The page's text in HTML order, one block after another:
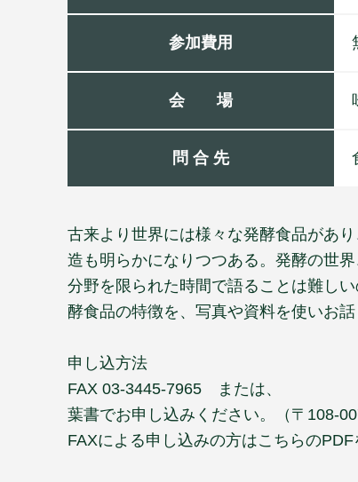
参加費用
会 場
問 合 先
古来より世界には様々な発酵食品があ
造も明らかになりつつある。発酵の世
分野を限られた時間で語ることは難し
酵食品の特徴を、写真や資料を使いお
申し込方法
FAX 03-3445-7965 または、
葉書でお申し込みください。（〒108-
FAXによる申し込みの方はこちらの